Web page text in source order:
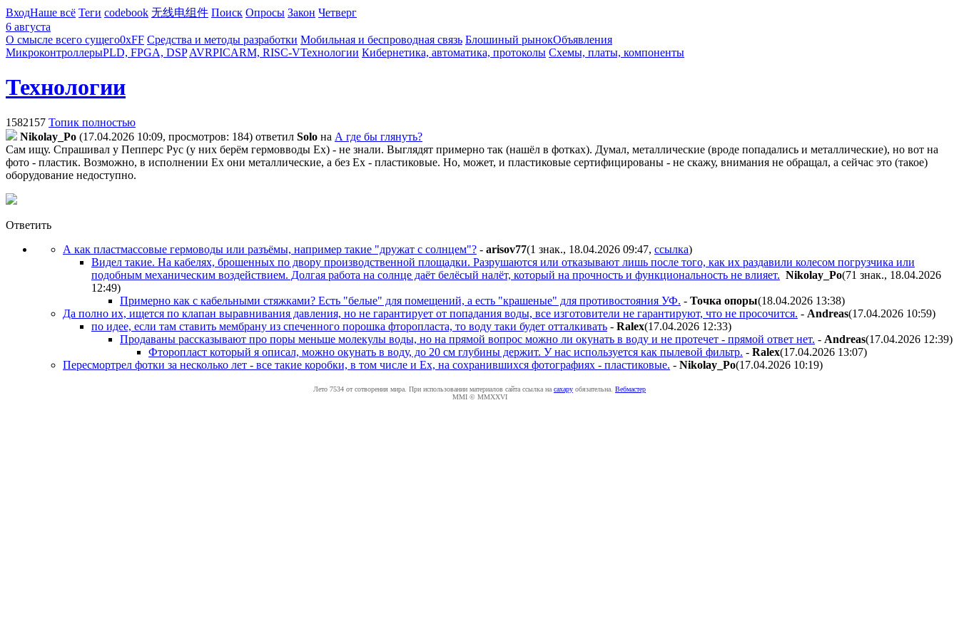
ВходНаше всё Теги codebook 无线电组件 Поиск Опросы Закон Четверг
6 августа
О смысле всего сущего0xFF Средства и методы разработки Мобильная и беспроводная связь Блошиный рынокОбъявления
МикроконтроллерыPLD, FPGA, DSP AVRPICARM, RISC-VТехнологии Кибернетика, автоматика, протоколы Схемы, платы, компоненты
Технологии
1582157 Топик полностью
Nikolay_Po (17.04.2026 10:09, просмотров: 184) ответил Solo на А где бы глянуть?
Сам ищу. Спрашивал у Пепперс Рус (у них берём гермовводы Ex) - не знали. Выглядят примерно так (нашёл в фотках). Думал, металлические (вроде попадались и металлические), но вот на
фото - пластик. Возможно, в исполнении Ex они металлические, а без Ex - пластиковые. Но, может, и пластиковые сертифицированы - не скажу, внимания не обращал, а сейчас это (такое)
оборудование недоступно.
Ответить
А как пластмассовые гермоводы или разъёмы, например такие "дружат с солнцем"? - arisov77(1 знак., 18.04.2026 09:47, ссылка)
Видел такие. На кабелях, брошенных по двору производственной площадки. Разрушаются или отказывают лишь после того, как их раздавили колесом погрузчика или
подобным механическим воздействием. Долгая работа на солнце даёт белёсый налёт, который на прочность и функциональность не влияет. Nikolay_Po(71 знак., 18.04.2026
12:49)
Примерно как с кабельными стяжками? Есть "белые" для помещений, а есть "крашеные" для противостояния УФ. - Toчкa oпopы(18.04.2026 13:38)
Да полно их, ищется по клапан выравнивания давления, но не гарантирует от попадания воды, все изготовители не гарантируют, что не просочится. - Andreas(17.04.2026 10:59)
по идее, если там ставить мембрану из спеченного порошка фторопласта, то воду таки будет отталкивать - Ralex(17.04.2026 12:33)
Продаваны рассказывают про поры меньше молекулы воды, но на прямой вопрос можно ли окунать в воду и не протечет - прямой ответ нет. - Andreas(17.04.2026 12:39)
Фторопласт который я описал, можно окунать в воду, до 20 см глубины держит. У нас используется как пылевой фильтр. - Ralex(17.04.2026 13:07)
Пересмортрел фотки за несколько лет - все такие коробки, в том числе и Ex, на сохранившихся фотографиях - пластиковые. - Nikolay_Po(17.04.2026 10:19)
Лето 7534 от сотворения мира. При использовании материалов сайта ссылка на caxapу обязательна. Вебмастер
MMI © MMXXVI